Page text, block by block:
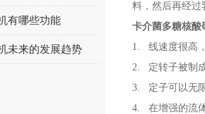
有哪些功能
未来的发展趋势
料，然后再经过
卡介菌多糖核酸
1. 线速度很高
2. 定转子被制
3. 定子可以无
4. 在增强的流